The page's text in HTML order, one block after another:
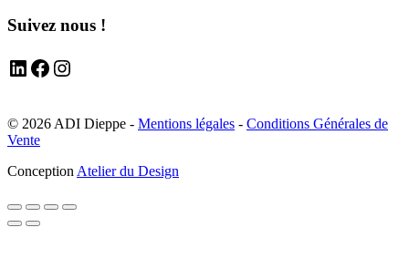
Suivez nous !
LinkedIn Facebook Instagram
© 2026 ADI Dieppe - Mentions légales - Conditions Générales de
Vente
ConceptionAtelier du Design